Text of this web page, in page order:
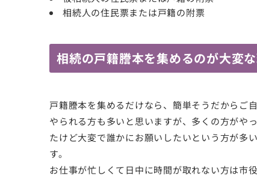
相続人の住民票または戸籍の附票
相続の戸籍謄本を集めるのが大変
戸籍謄本を集めるだけなら、簡単そうだからご
やられる方も多いと思いますが、多くの方がや
たけど大変で誰かにお願いしたいという方が多
す。
お仕事が忙しくて日中に時間が取れない方は市